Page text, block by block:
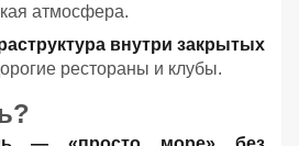
атмосфера.
внутри закрытых
рестораны и клубы.